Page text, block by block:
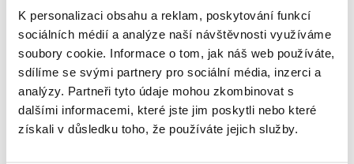
K personalizaci obsahu a reklam, poskytování funkcí
sociálních médií a analýze naší návštěvnosti využíváme
soubory cookie. Informace o tom, jak náš web používáte,
sdílíme se svými partnery pro sociální média, inzerci a
analýzy. Partneři tyto údaje mohou zkombinovat s
dalšími informacemi, které jste jim poskytli nebo které
získali v důsledku toho, že používáte jejich služby.
plochým zavazadlovým prostorem.
Produkt v obchodě
Pravidla Decathlon Rent